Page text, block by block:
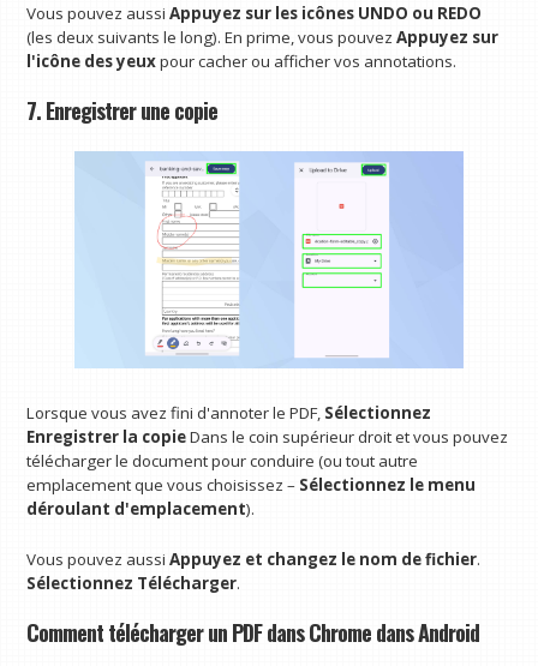
Vous pouvez aussiAppuyez sur les icônes UNDO ou REDO
(les deux suivants le long). En prime, vous pouvez Appuyez sur
l'icône des yeuxpour cacher ou afficher vos annotations.
7. Enregistrer une copie
Lorsque vous avez fini d'annoter le PDF, Sélectionnez
Enregistrer la copieDans le coin supérieur droit et vous pouvez
télécharger le document pour conduire (ou tout autre
emplacement que vous choisissez – Sélectionnez le menu
déroulant d'emplacement).
Vous pouvez aussiAppuyez et changez le nom de fichier.
Sélectionnez Télécharger.
Comment télécharger un PDF dans Chrome dans Android